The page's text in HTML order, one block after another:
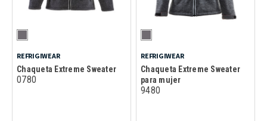
REFRIGIWEAR
Chaqueta Extreme Sweater
0780
REFRIGIWEAR
Chaqueta Extreme Sweater
para mujer
9480